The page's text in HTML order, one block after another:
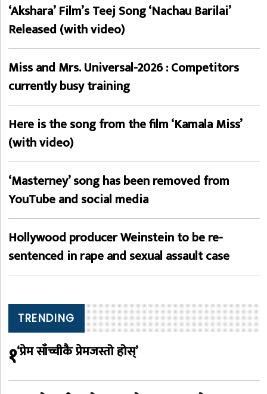
‘Akshara’ Film’s Teej Song ‘Nachau Barilai’
Released (with video)
Miss and Mrs. Universal-2026 : Competitors
currently busy training
Here is the song from the film ‘Kamala Miss’
(with video)
‘Masterney’ song has been removed from
YouTube and social media
Hollywood producer Weinstein to be re-
sentenced in rape and sexual assault case
TRENDING
१‘प्रेम साँच्चीकै प्रेमजस्तो होस्’